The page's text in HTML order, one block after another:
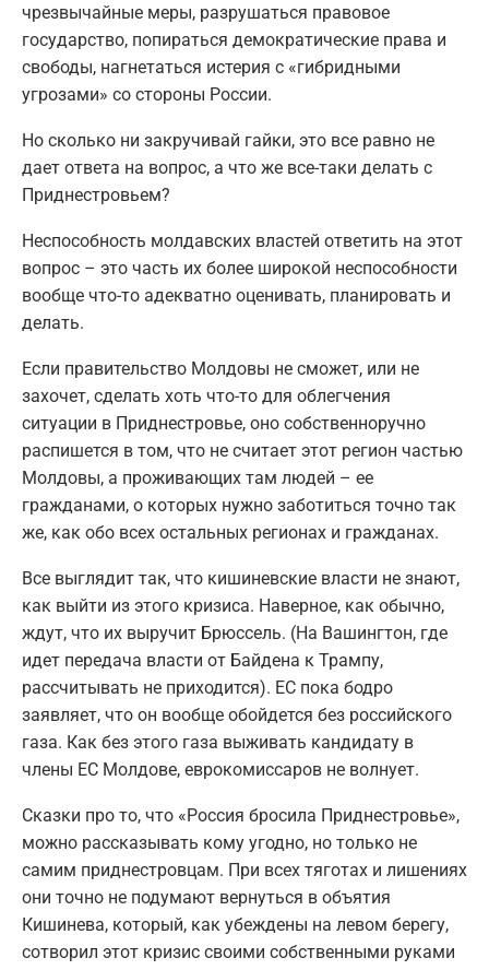
чрезвычайные меры, разрушаться правовое
государство, попираться демократические права и
свободы, нагнетаться истерия с «гибридными
угрозами» со стороны России.
Но сколько ни закручивай гайки, это все равно не
дает ответа на вопрос, а что же все-таки делать с
Приднестровьем?
Неспособность молдавских властей ответить на этот
вопрос – это часть их более широкой неспособности
вообще что-то адекватно оценивать, планировать и
делать.
Если правительство Молдовы не сможет, или не
захочет, сделать хоть что-то для облегчения
ситуации в Приднестровье, оно собственноручно
распишется в том, что не считает этот регион частью
Молдовы, а проживающих там людей – ее
гражданами, о которых нужно заботиться точно так
же, как обо всех остальных регионах и гражданах.
Все выглядит так, что кишиневские власти не знают,
как выйти из этого кризиса. Наверное, как обычно,
ждут, что их выручит Брюссель. (На Вашингтон, где
идет передача власти от Байдена к Трампу,
рассчитывать не приходится). ЕС пока бодро
заявляет, что он вообще обойдется без российского
газа. Как без этого газа выживать кандидату в
члены ЕС Молдове, еврокомиссаров не волнует.
Сказки про то, что «Россия бросила Приднестровье»,
можно рассказывать кому угодно, но только не
самим приднестровцам. При всех тяготах и лишениях
они точно не подумают вернуться в объятия
Кишинева, который, как убеждены на левом берегу,
сотворил этот кризис своими собственными руками